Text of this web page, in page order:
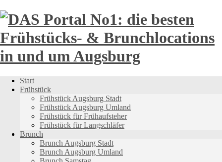
Direkt
zum
Start
Frühstück
Frühstück Augsburg Stadt
Frühstück Augsburg Umland
Frühstück für Frühaufsteher
Frühstück für Langschläfer
Brunch
Brunch Augsburg Stadt
Brunch Augsburg Umland